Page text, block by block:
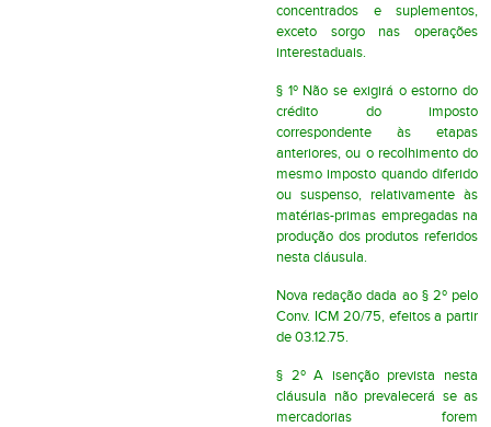
concentrados e suplementos,
exceto sorgo nas operações
interestaduais.
§ 1º Não se exigirá o estorno do
crédito do imposto
correspondente às etapas
anteriores, ou o recolhimento do
mesmo imposto quando diferido
ou suspenso, relativamente às
matérias-primas empregadas na
produção dos produtos referidos
nesta cláusula.
Nova redação dada ao § 2º pelo
Conv. ICM 20/75, efeitos a partir
de 03.12.75.
§ 2º A isenção prevista nesta
cláusula não prevalecerá se as
mercadorias forem